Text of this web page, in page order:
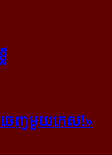
ចេញ​មួយ​កេស!»